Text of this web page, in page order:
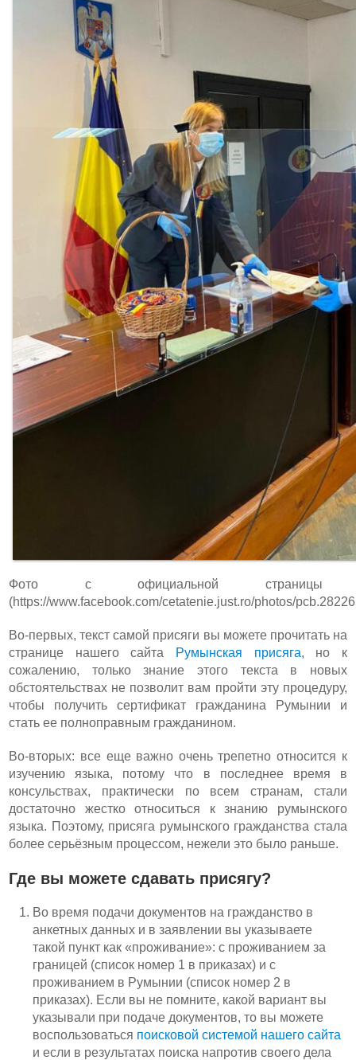
Фото с официальной
(https://www.facebook.com/cetatenie.just.ro/photos/
Во-первых, текст самой присяги вы можете прочитать на
странице нашего сайта
Румынская присяга, но к
сожалению, только знание этого текста в новых
обстоятельствах не позволит вам пройти эту процедуру,
чтобы получить сертификат гражданина Румынии и
стать ее полноправным гражданином.
Во-вторых: все еще важно очень трепетно относится к
изучению языка, потому что в последнее время в
консульствах, практически по всем странам, стали
достаточно жестко относиться к знанию румынского
языка. Поэтому, присяга румынского гражданства стала
более серьёзным процессом, нежели это было раньше.
Где вы можете сдавать присягу?
Во время подачи документов на гражданство в
анкетных данных и в заявлении вы указываете
такой пункт как «проживание»: с проживанием за
границей (список номер 1 в приказах) и с
проживанием в Румынии (список номер 2 в
приказах). Если вы не помните, какой вариант вы
указывали при подаче документов, то вы можете
воспользоваться поисковой системой нашего сайта
и если в результатах поиска напротив своего дела